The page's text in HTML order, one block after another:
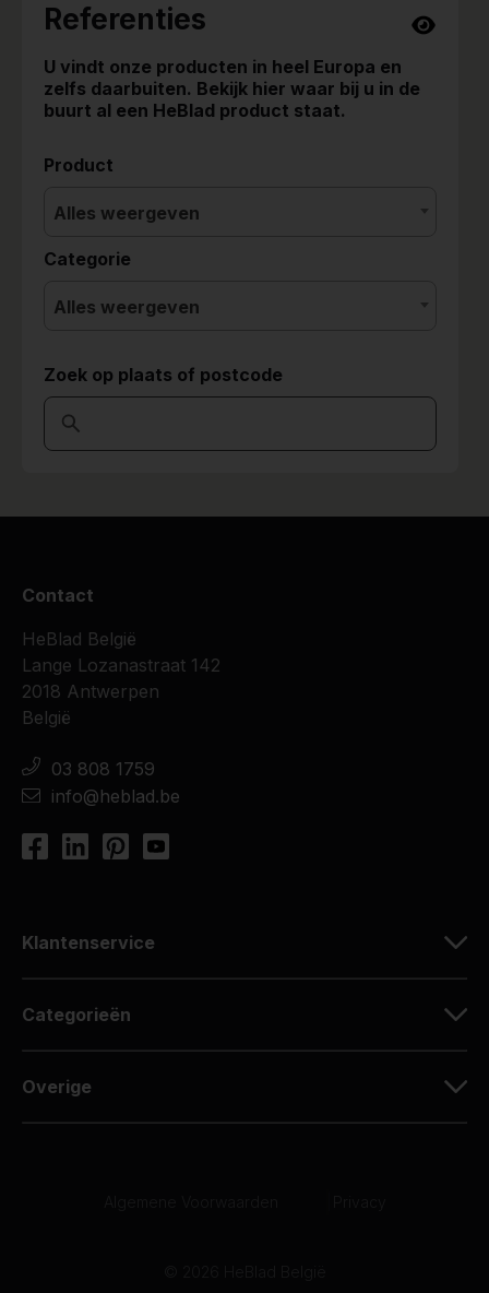
Referenties
U vindt onze producten in heel Europa en
zelfs daarbuiten. Bekijk hier waar bij u in de
buurt al een HeBlad product staat.
Product
Alles weergeven
Categorie
Alles weergeven
Zoek op plaats of postcode
Contact
HeBlad België
Lange Lozanastraat 142
2018 Antwerpen
België
03 808 1759
info@heblad.be
Klantenservice
Categorieën
Overige